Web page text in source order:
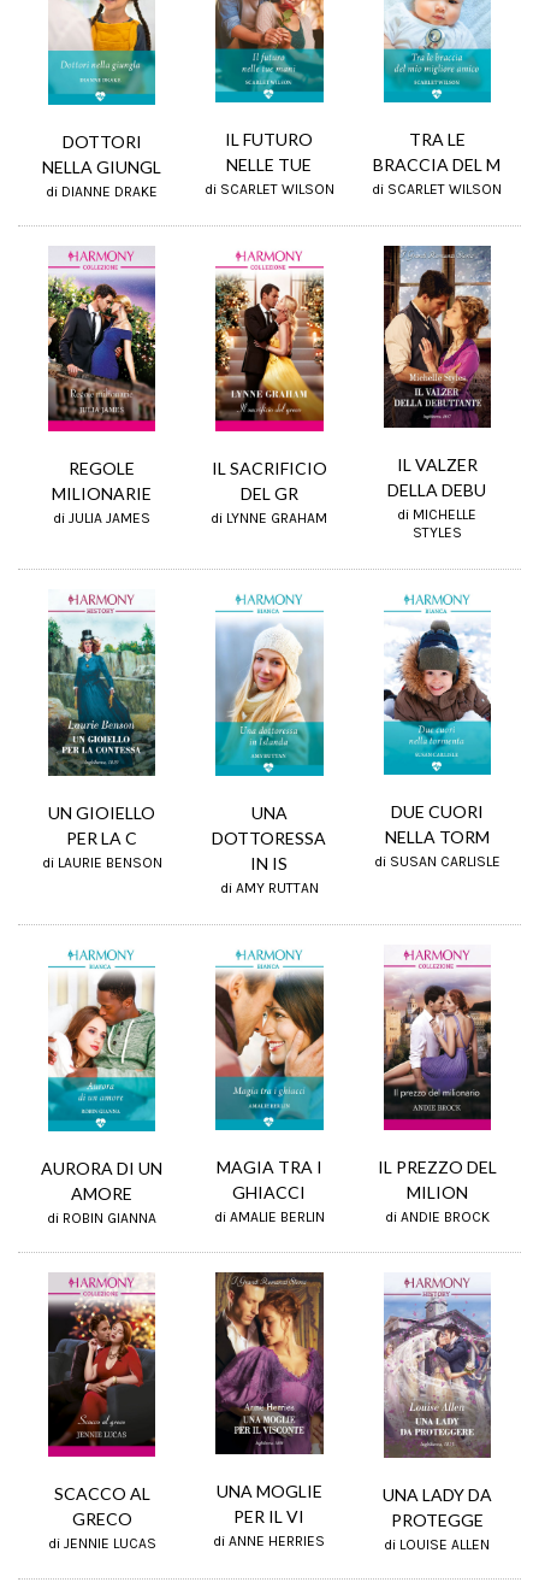
DOTTORI
NELLA GIUNGL
di DIANNE DRAKE
IL FUTURO
NELLE TUE
di SCARLET WILSON
TRA LE
BRACCIA DEL M
di SCARLET WILSON
REGOLE
MILIONARIE
di JULIA JAMES
IL SACRIFICIO
DEL GR
di LYNNE GRAHAM
IL VALZER
DELLA DEBU
di MICHELLE
STYLES
UN GIOIELLO
PER LA C
di LAURIE BENSON
UNA
DOTTORESSA
IN IS
di AMY RUTTAN
DUE CUORI
NELLA TORM
di SUSAN CARLISLE
AURORA DI UN
AMORE
di ROBIN GIANNA
MAGIA TRA I
GHIACCI
di AMALIE BERLIN
IL PREZZO DEL
MILION
di ANDIE BROCK
SCACCO AL
GRECO
di JENNIE LUCAS
UNA MOGLIE
PER IL VI
di ANNE HERRIES
UNA LADY DA
PROTEGGE
di LOUISE ALLEN